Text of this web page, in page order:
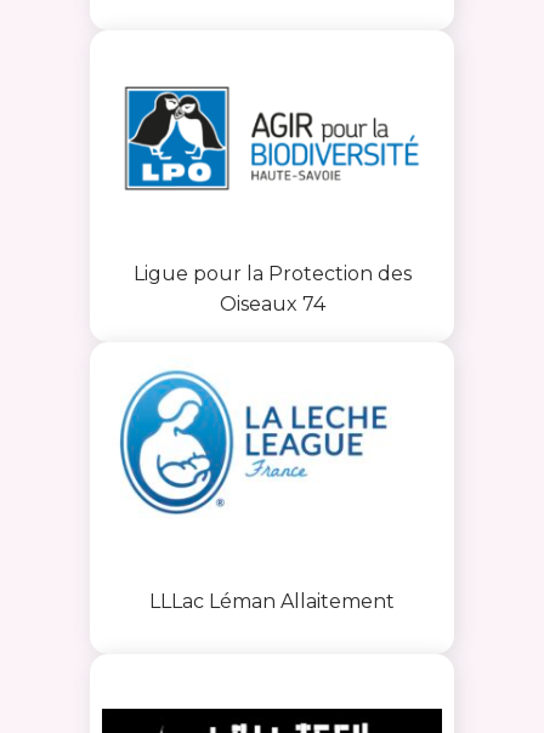
Ligue pour la Protection des
Oiseaux 74
LLLac Léman Allaitement